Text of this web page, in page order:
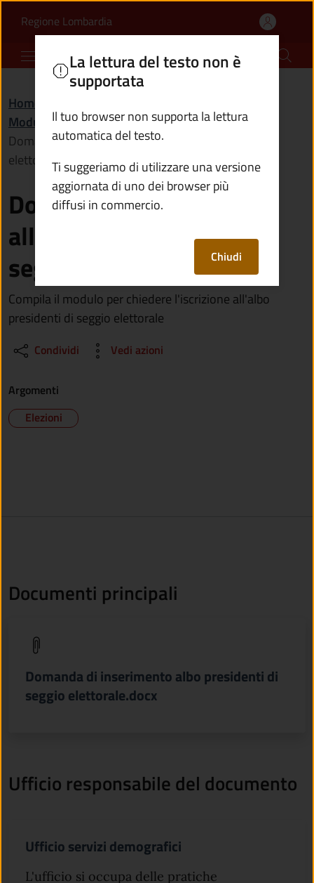
Domanda di iscrizione
Regione Lombardia(apre in un'altra scheda).
Comune di Incudine
Home
Modulistica /
Domanda di iscrizione all'albo presidenti di seggio
elettorale
Domanda di iscrizione
all'albo presidenti di
seggio elettorale
Compila il modulo per chiedere l'iscrizione all'albo
presidenti di seggio elettorale
Condividi Vedi azioni
La lettura del testo non è
supportata
Il tuo browser non supporta la lettura
automatica del testo.
Ti suggeriamo di utilizzare una versione
aggiornata di uno dei browser più
diffusi in commercio.
Chiudi
Argomenti
Elezioni
Documenti principali
Domanda di inserimento albo presidenti di
seggio elettorale.docx
(apre in un'altra scheda).
Ufficio responsabile del documento
Ufficio servizi demografici
L'ufficio si occupa delle pratiche